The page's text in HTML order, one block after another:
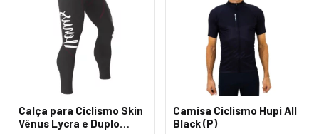
Calça para Ciclismo Skin
Vênus Lycra e Duplo
Camisa Ciclismo Hupi All
Black (P)